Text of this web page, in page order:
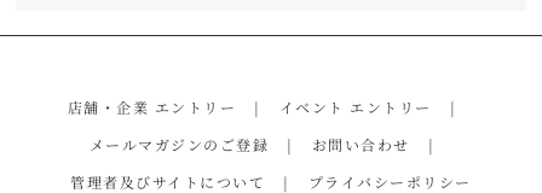
店舗・企業 エントリー
イベント エントリー
メールマガジンのご登録
お問い合わせ
管理者及びサイトについて
プライバシーポリシー